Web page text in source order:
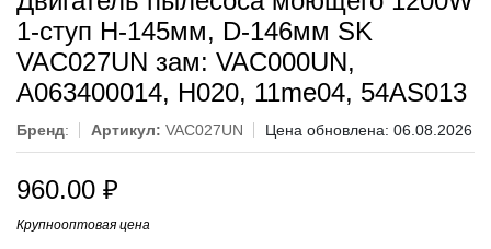
1-ступ H-145мм, D-146мм SK
VAC027UN зам: VAC000UN,
A063400014, H020, 11me04, 54AS013
Бренд: Артикул: VAC027UN Цена обновлена: 06.08.2026
960.00 ₽
Крупнооптовая цена